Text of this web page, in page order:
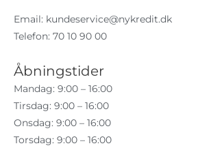
Email: kundeservice@nykredit.dk
Telefon: 70 10 90 00
Åbningstider
Mandag: 9:00 – 16:00
Tirsdag: 9:00 – 16:00
Onsdag: 9:00 – 16:00
Torsdag: 9:00 – 16:00